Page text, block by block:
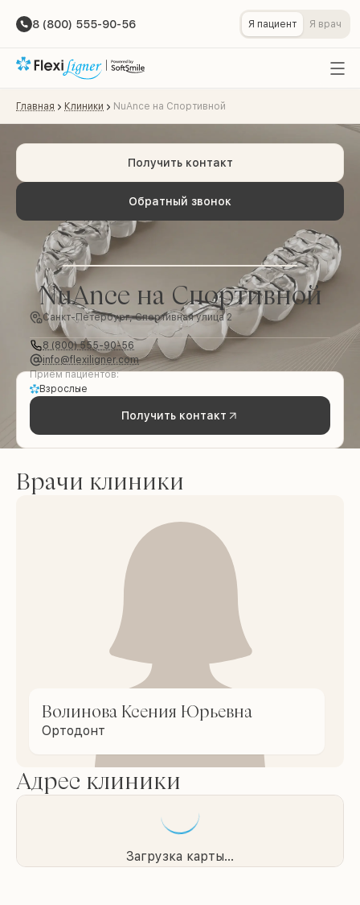
8 (800) 555-90-56 Я пациент Я врач
Главная Клиники NuAnce на Спортивной
Обратный звонок
Получить контакт
NuAnce на Спортивной
Санкт-Петербург, Спортивная улица 2
8 (800) 555-90-56
info@flexiligner.com
Приём пациентов:
Взрослые
Получить контакт
Врачи клиники
Волинова Ксения Юрьевна
Ортодонт
Адрес клиники
Загрузка карты...